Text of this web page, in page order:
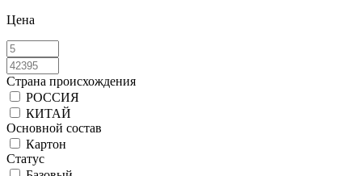
Цена
Страна происхождения
РОССИЯ
КИТАЙ
Основной состав
Картон
Статус